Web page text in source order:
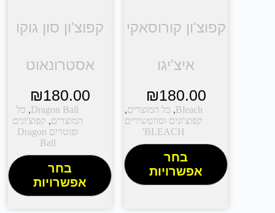
קפוצ'ון קורוסאקי
איצ'יגו
₪180.00
Bleach
, כל המוצרים,
קפוצ'ונים וסווטשירים
BLEACH'
בחר
אפשרויות
קפוצ'ון סון גוקו
אסטרונאוט
₪180.00
Dragon Ball
, כל
המוצרים, קפוצ'ונים
ופוטרים Dragon
Ball
בחר
אפשרויות